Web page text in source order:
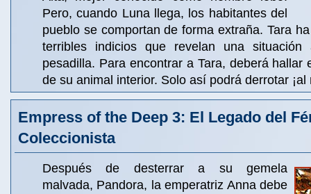
Pero, cuando Luna llega, los habitantes del
pueblo se comportan de forma extraña. Tara
terribles indicios que revelan una
pesadilla. Para encontrar a Tara, deberá hallar
de su animal interior. Solo así podrá derrotar
Empress of the Deep 3: El Legado del
Coleccionista
Después de desterrar a su gemela
malvada, Pandora, la emperatriz Anna debe